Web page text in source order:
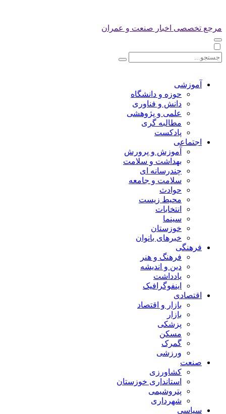
مرجع تخصصی اخبار صنعت و عمران
آموزشی
حوزه و دانشگاه
دانش و فناوری
علمی و پژوهشی
مطالبه گری
پادکست
اجتماعی
آموزش و پرورش
بهداشت و سلامت
چندرسانه ای
سلامت و جامعه
حوادث
محیط زیست
انتخابات
سینما
خوزستان
خبرهای بانوان
فرهنگی
فرهنگ و هنر
دین و اندیشه
یادداشت
اینفوگرافیک
اقتصادی
بازار و اقتصاد
بازار
پزشکی
مسکن
گمرک
ورزشی
صنعت
کشاورزی
استانداری خوزستان
پتروشیمی
شهرداری
سیاسی